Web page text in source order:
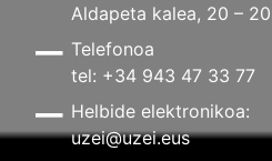
Aldapeta kalea, 20 –
Telefonoa
tel: +34 943 47 33 77
Helbide elektronikoa:
uzei@uzei.eus